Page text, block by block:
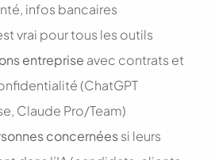
infos bancaires
vrai pour tous les outils
entreprise avec contrats et
(ChatGPT
Claude Pro/Team)
concernéessi leurs